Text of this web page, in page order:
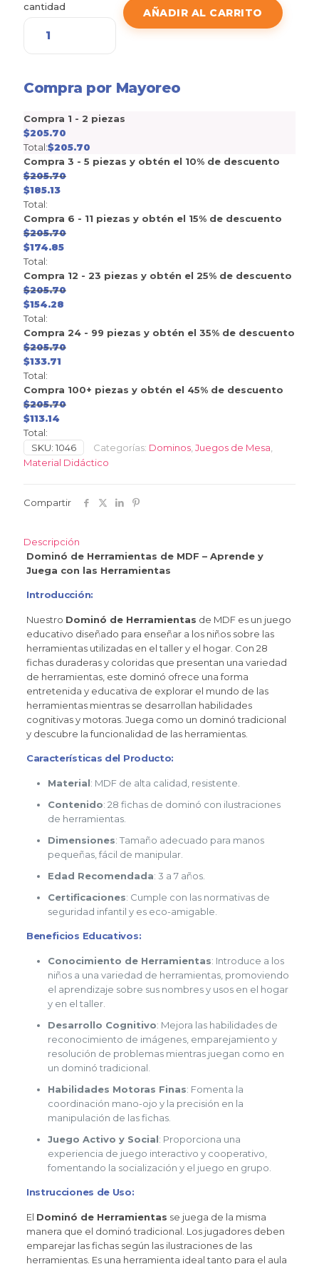
cantidad
AÑADIR AL CARRITO
Compra por Mayoreo
Compra 1 - 2 piezas
$205.70
Total:$205.70
Compra 3 - 5 piezas y obtén el 10% de descuento
$205.70
$185.13
Total:
Compra 6 - 11 piezas y obtén el 15% de descuento
$205.70
$174.85
Total:
Compra 12 - 23 piezas y obtén el 25% de descuento
$205.70
$154.28
Total:
Compra 24 - 99 piezas y obtén el 35% de descuento
$205.70
$133.71
Total:
Compra 100+ piezas y obtén el 45% de descuento
$205.70
$113.14
Total:
SKU: 1046 Categorías: Dominos Juegos de Mesa
Material Didáctico
Compartir
Descripción
Dominó de Herramientas de MDF – Aprende y
Juega con las Herramientas
Introducción:
Nuestro Dominó de Herramientas de MDF es un juego
educativo diseñado para enseñar a los niños sobre las
herramientas utilizadas en el taller y el hogar. Con 28
fichas duraderas y coloridas que presentan una variedad
de herramientas, este dominó ofrece una forma
entretenida y educativa de explorar el mundo de las
herramientas mientras se desarrollan habilidades
cognitivas y motoras. Juega como un dominó tradicional
y descubre la funcionalidad de las herramientas.
Características del Producto:
Material: MDF de alta calidad, resistente.
Contenido: 28 fichas de dominó con ilustraciones
de herramientas.
Dimensiones: Tamaño adecuado para manos
pequeñas, fácil de manipular.
Edad Recomendada: 3 a 7 años.
Certificaciones: Cumple con las normativas de
seguridad infantil y es eco-amigable.
Beneficios Educativos:
Conocimiento de Herramientas: Introduce a los
niños a una variedad de herramientas, promoviendo
el aprendizaje sobre sus nombres y usos en el hogar
y en el taller.
Desarrollo Cognitivo: Mejora las habilidades de
reconocimiento de imágenes, emparejamiento y
resolución de problemas mientras juegan como en
un dominó tradicional.
Habilidades Motoras Finas: Fomenta la
coordinación mano-ojo y la precisión en la
manipulación de las fichas.
Juego Activo y Social: Proporciona una
experiencia de juego interactivo y cooperativo,
fomentando la socialización y el juego en grupo.
Instrucciones de Uso:
El Dominó de Herramientas se juega de la misma
manera que el dominó tradicional. Los jugadores deben
emparejar las fichas según las ilustraciones de las
herramientas. Es una herramienta ideal tanto para el aula